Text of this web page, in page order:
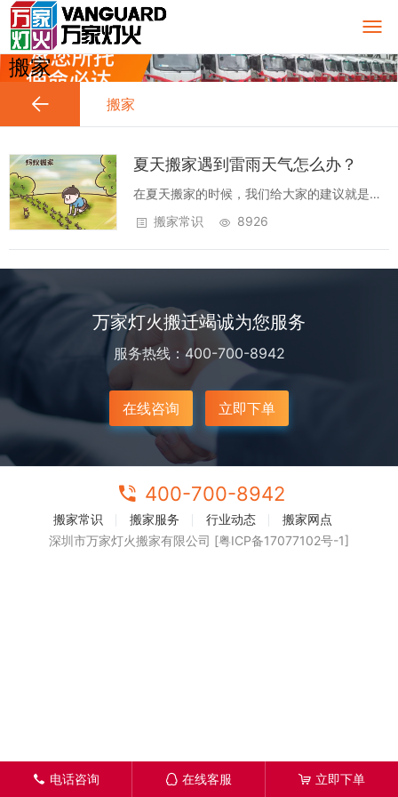
搬家
搬家
夏天搬家遇到雷雨天气怎么办？
在夏天搬家的时候，我们给大家的建议就是千
万得看天气预报。虽然天气预报大家感觉有时
搬家常识 8926
万家灯火搬迁竭诚为您服务
服务热线：400-700-8942
在线咨询 立即下单
400-700-8942
搬家常识 搬家服务 行业动态
搬家网点
深圳市万家灯火搬家有限公司 [粤ICP备17077102号-1]
󦁁 电话咨询 󦊱 在线客服 󦞡 立即下单